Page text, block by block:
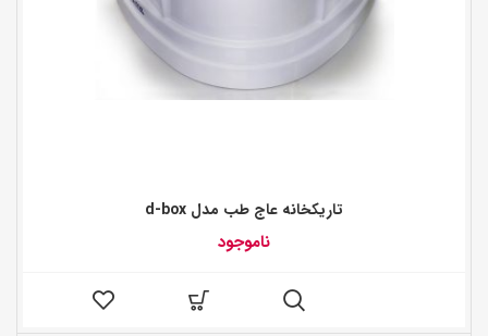
تاریکخانه عاج طب مدل d-box
ناموجود